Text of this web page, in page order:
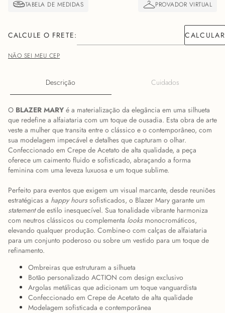
NÃO SEI MEU CEP
Descrição Cuidados
O BLAZER MARY é a materialização da elegância em uma silhueta
que redefine a alfaiataria com um toque de ousadia. Esta obra de arte
veste a mulher que transita entre o clássico e o contemporâneo, com
sua modelagem impecável e detalhes que capturam o olhar.
Confeccionado em Crepe de Acetato de alta qualidade, a peça
oferece um caimento fluido e sofisticado, abraçando a forma
feminina com uma leveza luxuosa e um toque sublime.
Perfeito para eventos que exigem um visual marcante, desde reuniões
estratégicas a happy hourssofisticados, o Blazer Mary garante um
statementde estilo inesquecível. Sua tonalidade vibrante harmoniza
com neutros clássicos ou complementa looksmonocromáticos,
elevando qualquer produção. Combine-o com calças de alfaiataria
para um conjunto poderoso ou sobre um vestido para um toque de
refinamento.
Ombreiras que estruturam a silhueta
Botão personalizado ACTION com design exclusivo
Argolas metálicas que adicionam um toque vanguardista
Confeccionado em Crepe de Acetato de alta qualidade
Modelagem sofisticada e contemporânea